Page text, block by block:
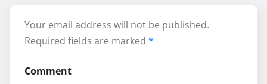
Your email address will not be published.
Required fields are marked *
Comment